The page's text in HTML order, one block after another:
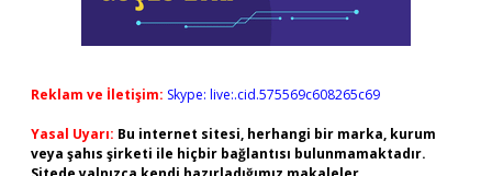
Reklam ve İletişim: Skype: live:.cid.575569c608265c69
Yasal Uyarı: Bu internet sitesi, herhangi bir marka, kurum
veya şahıs şirketi ile hiçbir bağlantısı bulunmamaktadır.